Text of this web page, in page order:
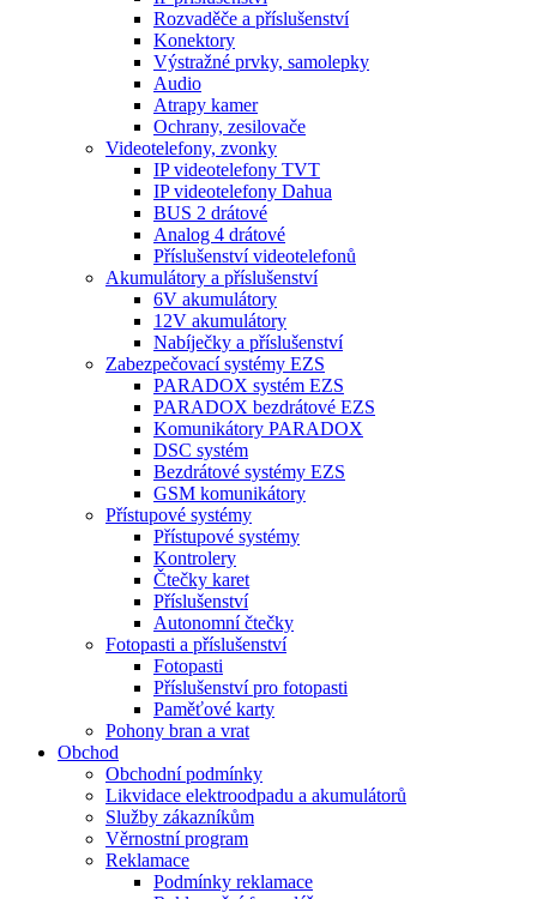
Rozvaděče a příslušenství
Konektory
Výstražné prvky, samolepky
Audio
Atrapy kamer
Ochrany, zesilovače
Videotelefony, zvonky
IP videotelefony TVT
IP videotelefony Dahua
BUS 2 drátové
Analog 4 drátové
Příslušenství videotelefonů
Akumulátory a příslušenství
6V akumulátory
12V akumulátory
Nabíječky a příslušenství
Zabezpečovací systémy EZS
PARADOX systém EZS
PARADOX bezdrátové EZS
Komunikátory PARADOX
DSC systém
Bezdrátové systémy EZS
GSM komunikátory
Přístupové systémy
Přístupové systémy
Kontrolery
Čtečky karet
Příslušenství
Autonomní čtečky
Fotopasti a příslušenství
Fotopasti
Příslušenství pro fotopasti
Paměťové karty
Pohony bran a vrat
Obchod
Obchodní podmínky
Likvidace elektroodpadu a akumulátorů
Služby zákazníkům
Věrnostní program
Reklamace
Podmínky reklamace